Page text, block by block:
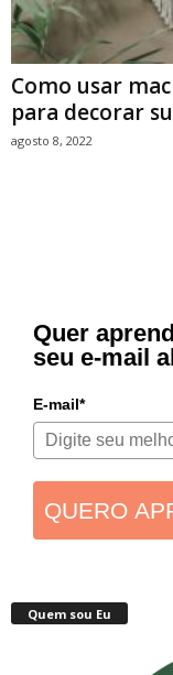
Como usar
para decorar
agosto 8, 2022
Quer
seu e-mail
E-mail*
QUERO
Quem sou Eu